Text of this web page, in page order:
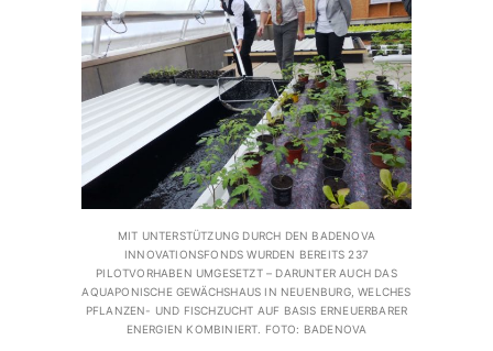
MIT UNTERSTÜTZUNG DURCH DEN BADENOVA
INNOVATIONSFONDS WURDEN BEREITS 237
PILOTVORHABEN UMGESETZT – DARUNTER AUCH DAS
AQUAPONISCHE GEWÄCHSHAUS IN NEUENBURG, WELCHES
PFLANZEN- UND FISCHZUCHT AUF BASIS ERNEUERBARER
ENERGIEN KOMBINIERT. FOTO: BADENOVA